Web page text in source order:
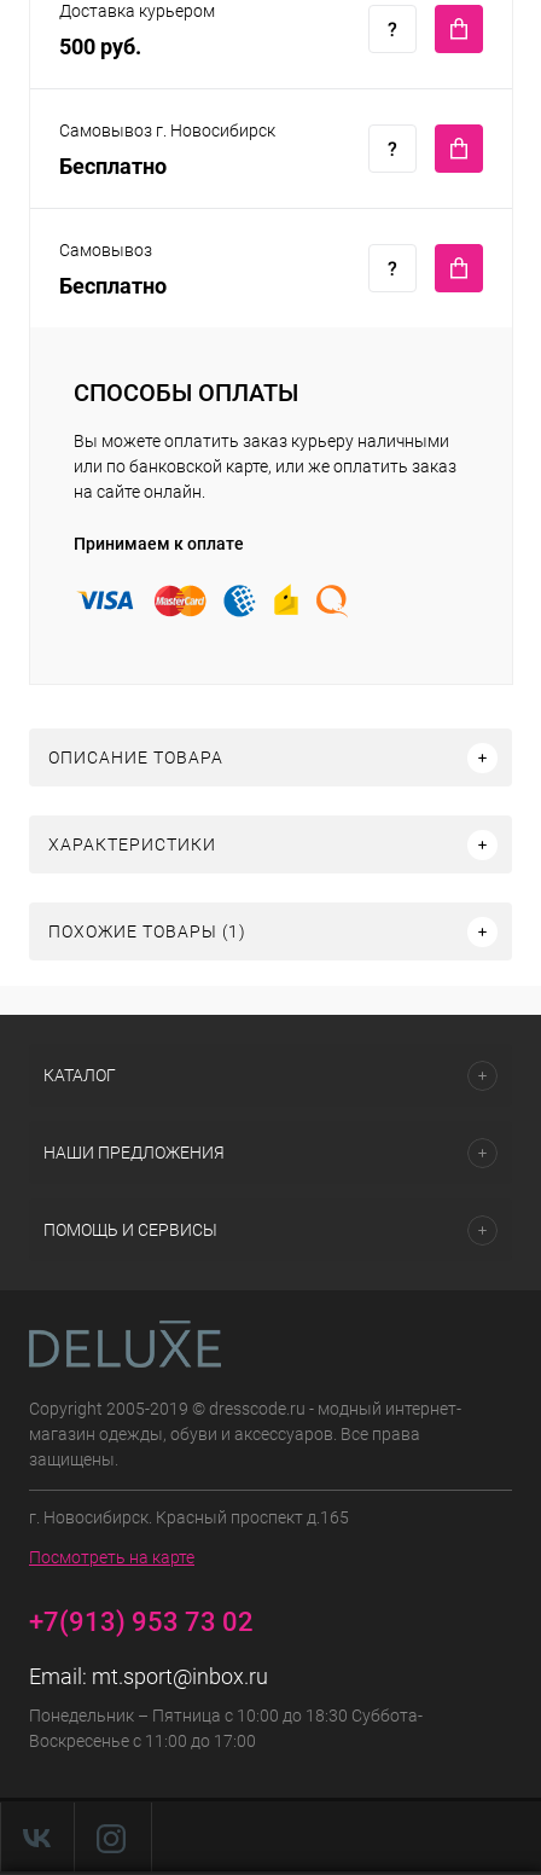
Доставка курьером
500 руб.
Самовывоз г. Новосибирск
Бесплатно
Самовывоз
Бесплатно
СПОСОБЫ ОПЛАТЫ
Вы можете оплатить заказ курьеру наличными
или по банковской карте, или же оплатить заказ
на сайте онлайн.
Принимаем к оплате
ОПИСАНИЕ ТОВАРА
ХАРАКТЕРИСТИКИ
ПОХОЖИЕ ТОВАРЫ (1)
КАТАЛОГ
НАШИ ПРЕДЛОЖЕНИЯ
ПОМОЩЬ И СЕРВИСЫ
Copyright 2005-2019 © dresscode.ru - модный интернет-
магазин одежды, обуви и аксессуаров. Все права
защищены.
г. Новосибирск. Красный проспект д.165
Посмотреть на карте
+7(913) 953 73 02
Email: mt.sport@inbox.ru
Понедельник – Пятница с 10:00 до 18:30 Суббота-
Воскресенье с 11:00 до 17:00